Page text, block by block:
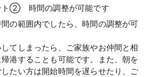
ト② 時間の調整が可能です
の範囲内でしたら、時間の調整が可
てしまったら、ご家族やお仲間と相
港することも可能です。また、朝を
たい方は開始時間を遅らせたり、ご